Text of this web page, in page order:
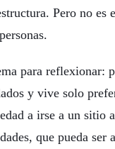
Pero no es
para reflexionar:
y vive solo
a irse a un sitio
que pueda ser